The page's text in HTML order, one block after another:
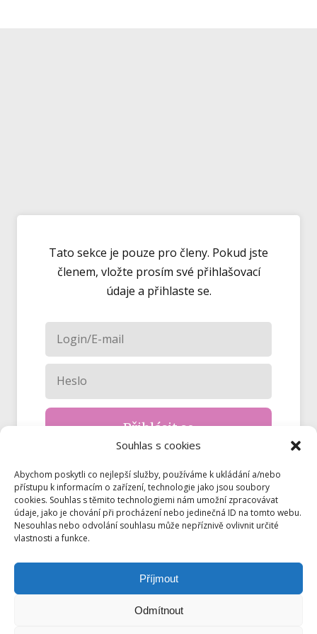
Souhlas s cookies
Abychom poskytli co nejlepší služby, používáme k ukládání a/nebo
přístupu k informacím o zařízení, technologie jako jsou soubory
cookies. Souhlas s těmito technologiemi nám umožní zpracovávat
údaje, jako je chování při procházení nebo jedinečná ID na tomto webu.
Nesouhlas nebo odvolání souhlasu může nepříznivě ovlivnit určité
vlastnosti a funkce.
Příjmout
Odmítnout
Tato sekce je pouze pro členy. Pokud jste
členem, vložte prosím své přihlašovací
údaje a přihlaste se.
Přihlásit se